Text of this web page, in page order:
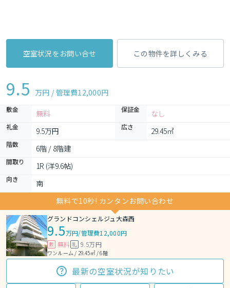
空室状況をお問い合せ この物件を詳しくみる
9.5 万円 / 管理費12,000円
敷金 無料 保証金 なし
礼金 9.5万円 広さ 29.45㎡
階数 6階 / 8階建
間取り 1R (洋9.6帖)
向き
南
無料で10秒! カンタンお問い合わせ
グランドコンシェルジュ大森西
9.5万円/管理費12,000円
敷 無料 礼 9.5万円
ワンルーム / 29.45㎡ / 6階
最新の空室状況が知りたい